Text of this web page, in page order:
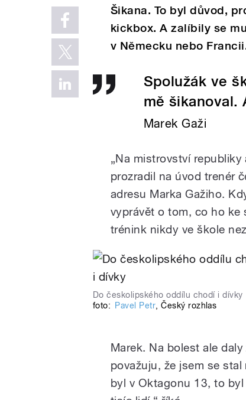
Šikana. To byl důvod,
kickbox. A zalíbily se
v Německu nebo
Spolužák ve
mě šikanoval.
Marek Gaži
„Na mistrovství
prozradil na úvod trenér
adresu Marka Gažiho.
vyprávět o tom, co ho ke
trénink nikdy ve škole
Do českolipského oddílu chodí i dívky
foto:
Pavel Petr,Český rozhlas
Marek. Na bolest ale
považuju, že jsem se
byl v Oktagonu 13, to